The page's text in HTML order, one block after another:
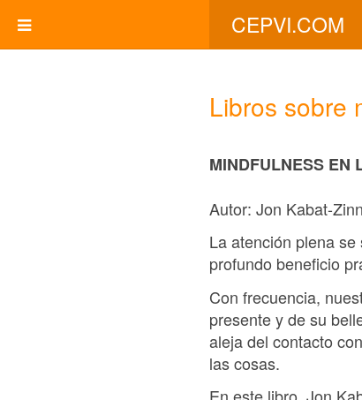
CEPVI.COM
Libros sobre
MINDFULNESS EN
Autor: Jon Kabat-Zinn
La atención plena
profundo beneficio
Con frecuencia,
presente y de su
aleja del contacto
las cosas.